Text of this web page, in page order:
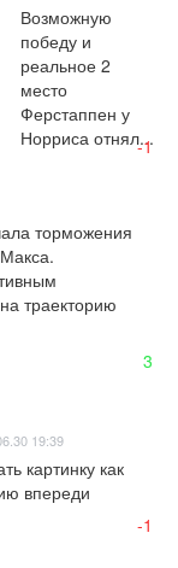
Возможную
победу и
реальное 2
место
Ферстаппен у
Норриса отнял...
-1
торможения
траекторию
3
19:39
картинку как
впереди
-1